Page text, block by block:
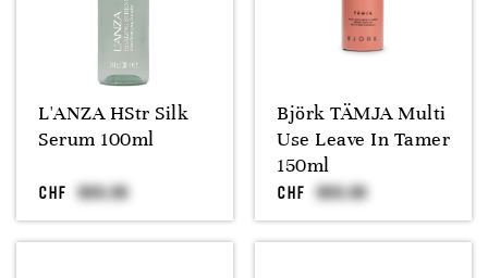
L'ANZA HStr Silk
Serum 100ml
CHF
Björk TÄMJA Multi
Use Leave In Tamer
150ml
CHF